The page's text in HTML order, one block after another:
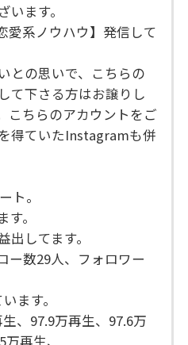
ます。
愛系ノウハウ】発信して
との思いで、こちらの
て下さる方はお譲りし
こちらのアカウントをご
得ていたInstagramも併
ト。
。
出してます。
ー数29人、フォロワー
ます。
、97.9万再生、97.6万
再生、